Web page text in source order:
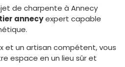
de charpente à Annecy
annecyexpert capable
et un artisan compétent, vous
espace en un lieu sûr et